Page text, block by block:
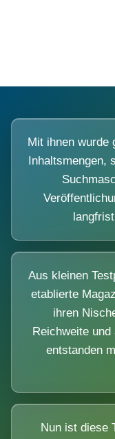
Mit ihnen wurde
Inhaltsmengen,
Aus kleinen
etablierte
ihren
Reichweite
entstanden
Nun ist diese